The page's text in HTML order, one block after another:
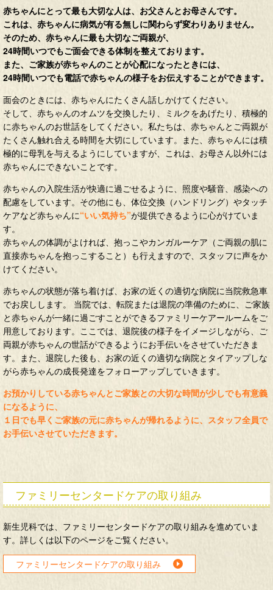
赤ちゃんにとって最も大切な人は、お父さんとお母さんです。
これは、赤ちゃんに病気が有る無しに関わらず変わりありません。
そのため、赤ちゃんに最も大切なご両親が、
24時間いつでもご面会できる体制を整えております。
また、ご家族が赤ちゃんのことが心配になったときには、
24時間いつでも電話で赤ちゃんの様子をお伝えすることができます。
面会のときには、赤ちゃんにたくさん話しかけてください。
そして、赤ちゃんのオムツを交換したり、ミルクをあげたり、積極的
に赤ちゃんのお世話をしてください。私たちは、赤ちゃんとご両親が
たくさん触れ合える時間を大切にしています。また、赤ちゃんには積
極的に母乳を与えるようにしていますが、これは、お母さん以外には
赤ちゃんにできないことです。
赤ちゃんの入院生活が快適に過ごせるように、照度や騒音、感染への
配慮をしています。その他にも、体位交換（ハンドリング）やタッチ
ケアなど赤ちゃんに“いい気持ち”が提供できるように心がけていま
す。
赤ちゃんの体調がよければ、抱っこやカンガルーケア（ご両親の肌に
直接赤ちゃんを抱っこすること）も行えますので、スタッフに声をか
けてください。
赤ちゃんの状態が落ち着けば、お家の近くの適切な病院に当院救急車
でお戻しします。 当院では、転院または退院の準備のために、ご家族
と赤ちゃんが一緒に過ごすことができるファミリーケアールームをご
用意しております。ここでは、退院後の様子をイメージしながら、ご
両親が赤ちゃんの世話ができるようにお手伝いをさせていただきま
す。また、退院した後も、お家の近くの適切な病院とタイアップしな
がら赤ちゃんの成長発達をフォローアップしていきます。
お預かりしている赤ちゃんとご家族との大切な時間が少しでも有意義
になるように、
１日でも早くご家族の元に赤ちゃんが帰れるように、スタッフ全員で
お手伝いさせていただきます。
ファミリーセンタードケアの取り組み
新生児科では、ファミリーセンタードケアの取り組みを進めていま
す。詳しくは以下のページをご覧ください。
ファミリーセンタードケアの取り組み